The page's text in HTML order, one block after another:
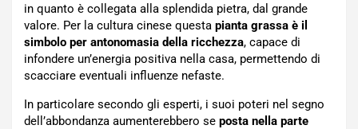
in quanto è collegata alla splendida pietra, dal grande
valore. Per la cultura cinese questa pianta grassa è il
simbolo per antonomasia della ricchezza, capace di
infondere un’energia positiva nella casa, permettendo di
scacciare eventuali influenze nefaste.
In particolare secondo gli esperti, i suoi poteri nel segno
dell’abbondanza aumenterebbero se posta nella parte